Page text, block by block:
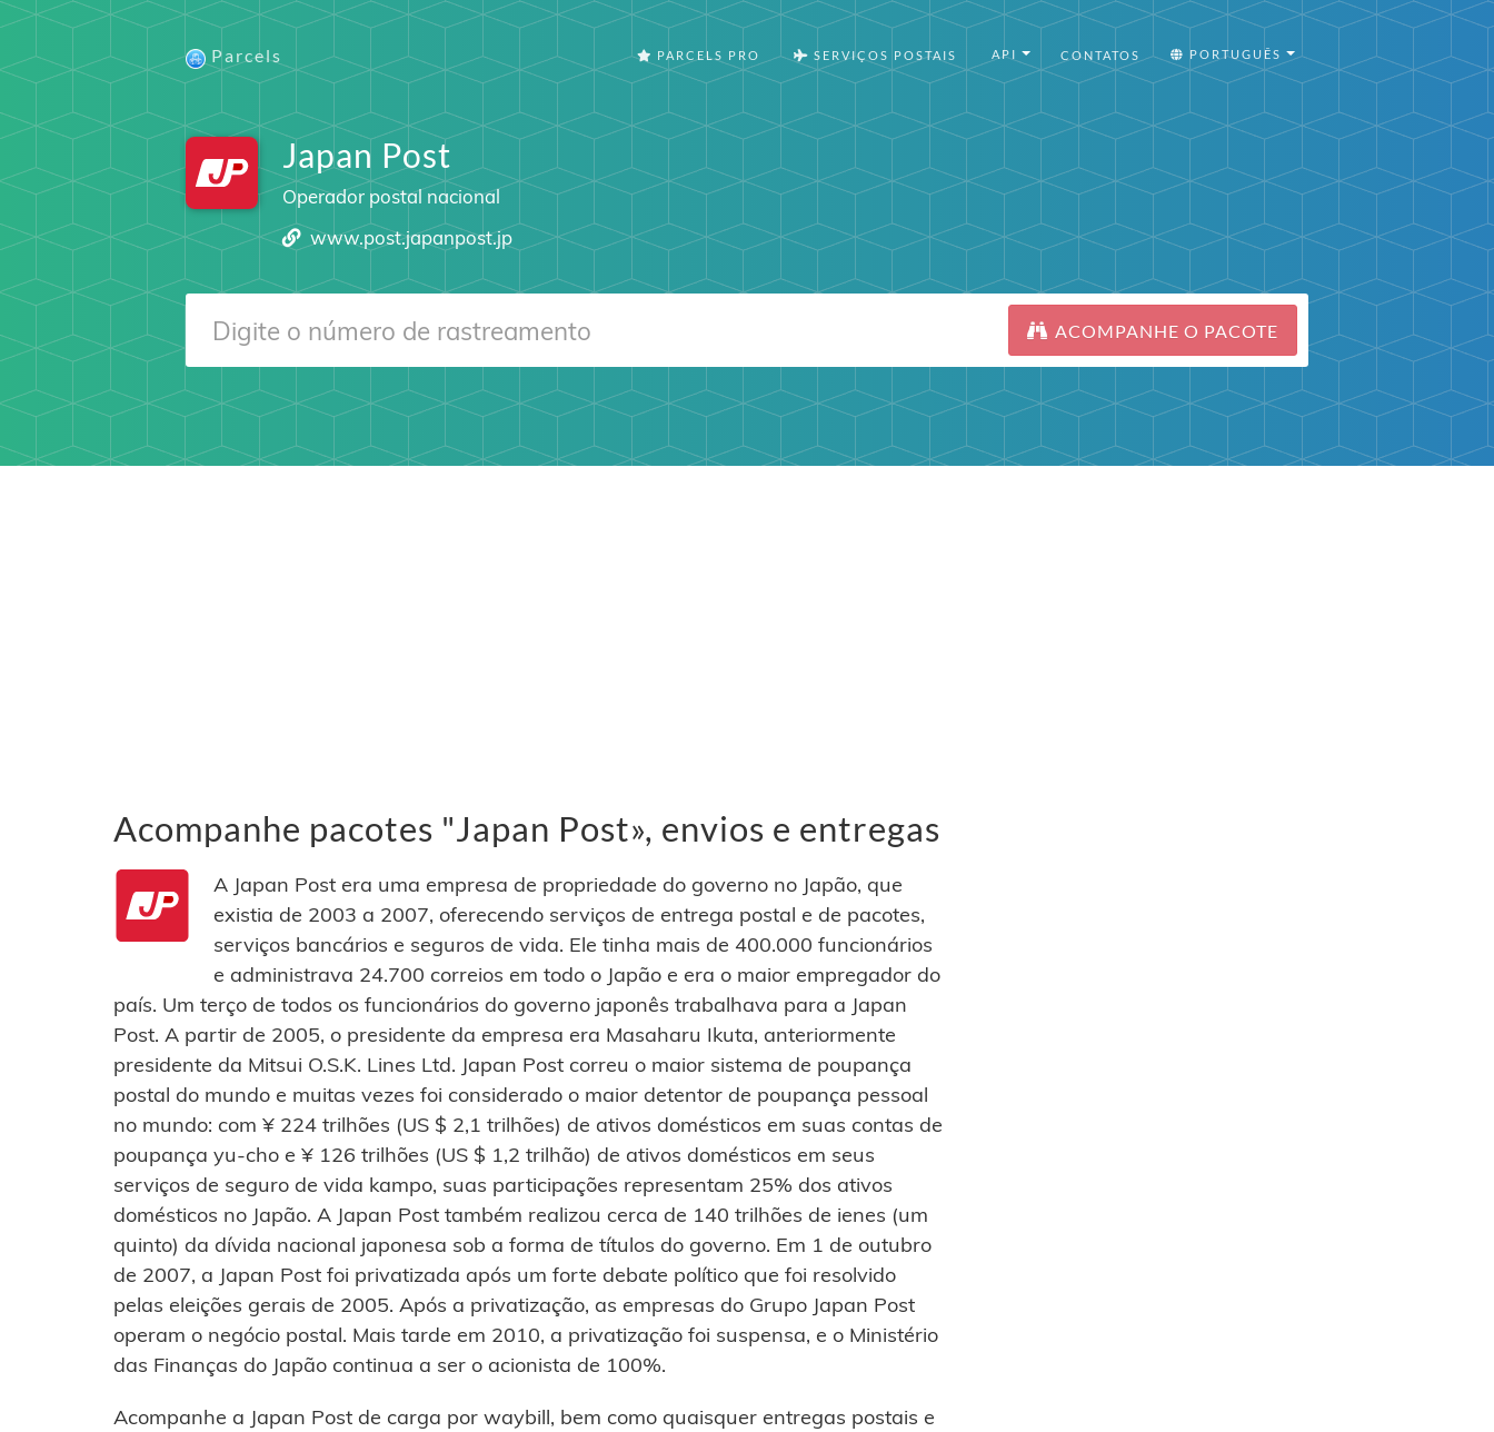
Parcels PARCELS PRO SERVIÇOS POSTAIS API CONTATOS PORTUGUÊS
Japan Post
Operador postal nacional
www.post.japanpost.jp
ACOMPANHE O PACOTE
Acompanhe pacotes "Japan Post», envios e entregas
A Japan Post era uma empresa de propriedade do governo no Japão, que
existia de 2003 a 2007, oferecendo serviços de entrega postal e de pacotes,
serviços bancários e seguros de vida. Ele tinha mais de 400.000 funcionários
e administrava 24.700 correios em todo o Japão e era o maior empregador do
país. Um terço de todos os funcionários do governo japonês trabalhava para a Japan
Post. A partir de 2005, o presidente da empresa era Masaharu Ikuta, anteriormente
presidente da Mitsui O.S.K. Lines Ltd. Japan Post correu o maior sistema de poupança
postal do mundo e muitas vezes foi considerado o maior detentor de poupança pessoal
no mundo: com ¥ 224 trilhões (US $ 2,1 trilhões) de ativos domésticos em suas contas de
poupança yu-cho e ¥ 126 trilhões (US $ 1,2 trilhão) de ativos domésticos em seus
serviços de seguro de vida kampo, suas participações representam 25% dos ativos
domésticos no Japão. A Japan Post também realizou cerca de 140 trilhões de ienes (um
quinto) da dívida nacional japonesa sob a forma de títulos do governo. Em 1 de outubro
de 2007, a Japan Post foi privatizada após um forte debate político que foi resolvido
pelas eleições gerais de 2005. Após a privatização, as empresas do Grupo Japan Post
operam o negócio postal. Mais tarde em 2010, a privatização foi suspensa, e o Ministério
das Finanças do Japão continua a ser o acionista de 100%.
Acompanhe a Japan Post de carga por waybill, bem como quaisquer entregas postais e